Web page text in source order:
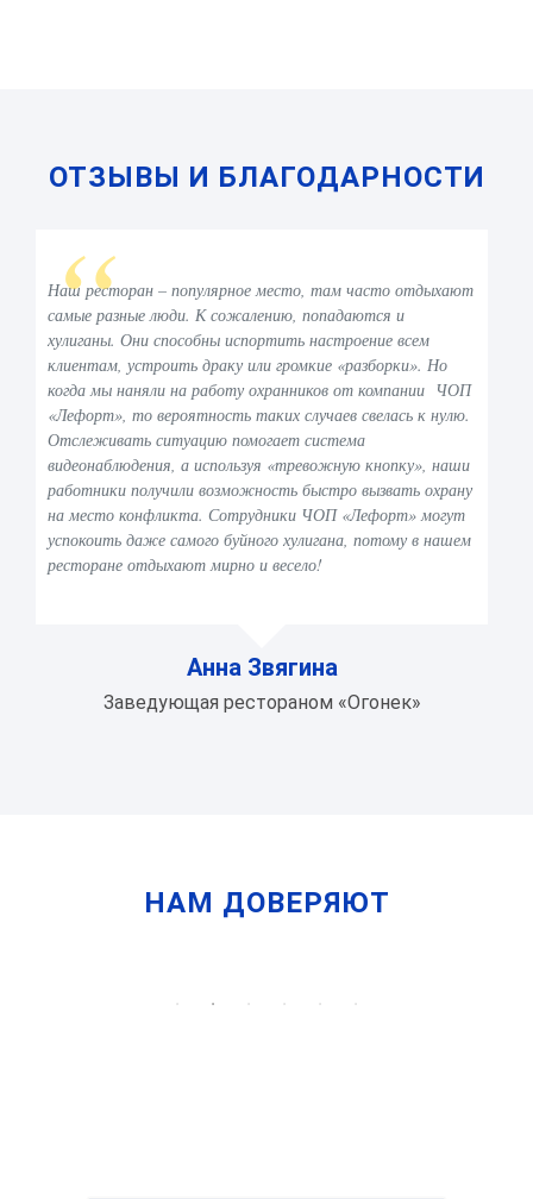
ОТЗЫВЫ И БЛАГОДАРНОСТИ
Наш ресторан – популярное место, там часто отдыхают
самые разные люди. К сожалению, попадаются и
хулиганы. Они способны испортить настроение всем
клиентам, устроить драку или громкие «разборки». Но
когда мы наняли на работу охранников от компании ЧОП
«Лефорт», то вероятность таких случаев свелась к нулю.
Отслеживать ситуацию помогает система
видеонаблюдения, а используя «тревожную кнопку», наши
работники получили возможность быстро вызвать охрану
на место конфликта. Сотрудники ЧОП «Лефорт» могут
успокоить даже самого буйного хулигана, потому в нашем
ресторане отдыхают мирно и весело!
Анна Звягина
Заведующая рестораном «Огонек»
НАМ ДОВЕРЯЮТ